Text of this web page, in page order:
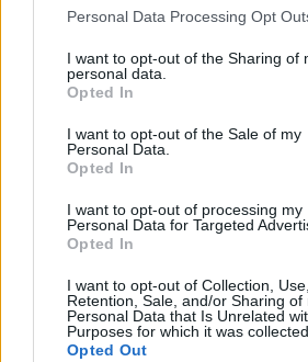
Please note that this website/app uses
not limited to your visit or usage
grant or deny consent to Google and
use your data for below specified
consent section.
Personal Data Processing Opt
I want to opt-out of the Sharing of
personal data.
Opted In
I want to opt-out of the Sale of my
Personal Data.
Opted In
I want to opt-out of processing my
Personal Data for Targeted
Opted In
I want to opt-out of Collection, Use,
Retention, Sale, and/or Sharing of
Personal Data that Is Unrelated
Purposes for which it was collected.
Opted Out
Continua a leggere